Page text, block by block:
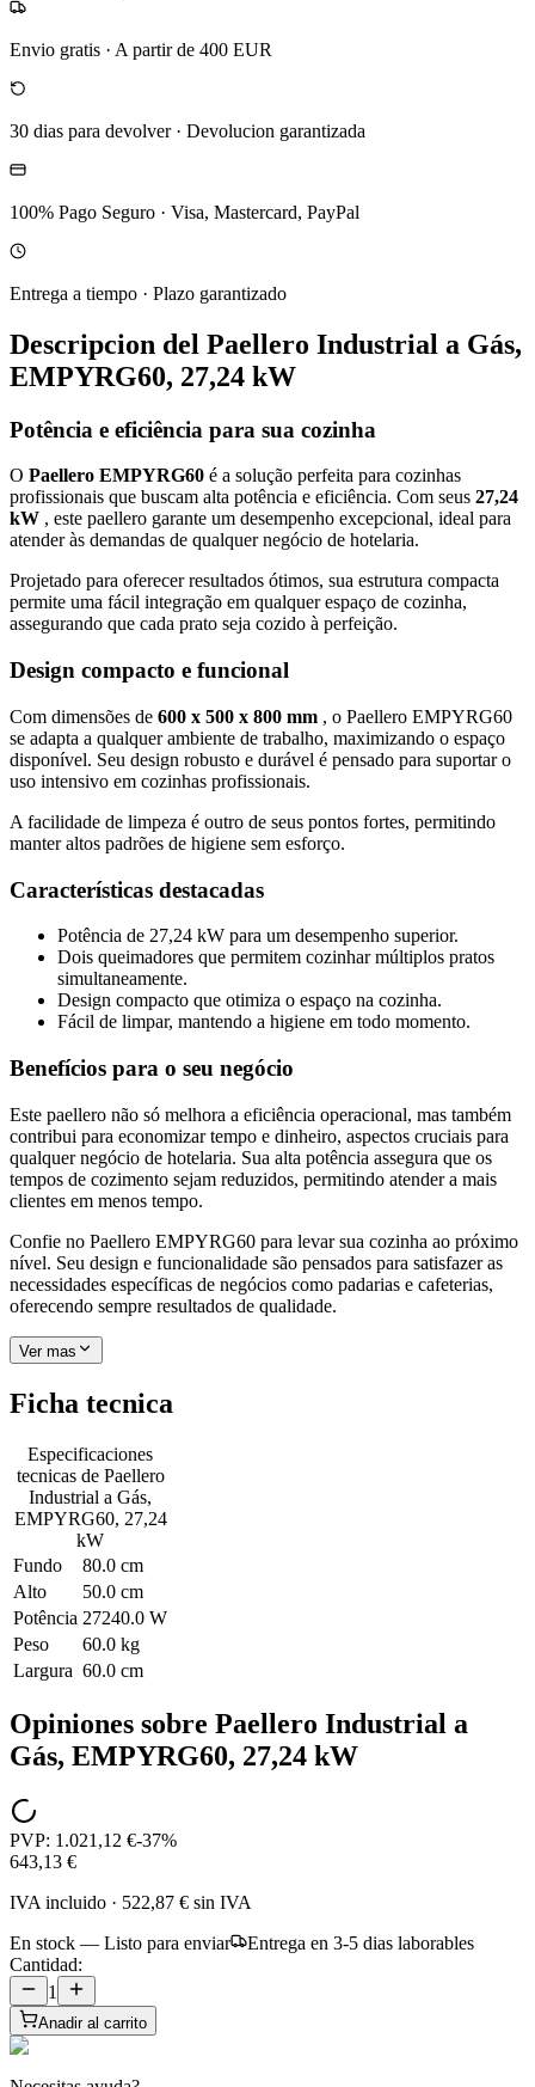
Envio gratis · A partir de 400 EUR
30 dias para devolver· Devolucion garantizada
100% Pago Seguro · Visa, Mastercard, PayPal
Entrega a tiempo · Plazo garantizado
Descripcion del Paellero Industrial a Gás,
EMPYRG60, 27,24 kW
Potência e eficiência para sua cozinha
O Paellero EMPYRG60 é a solução perfeita para cozinhas
profissionais que buscam alta potência e eficiência. Com seus 27,24
kW , este paellero garante um desempenho excepcional, ideal para
atender às demandas de qualquer negócio de hotelaria.
Projetado para oferecer resultados ótimos, sua estrutura compacta
permite uma fácil integração em qualquer espaço de cozinha,
assegurando que cada prato seja cozido à perfeição.
Design compacto e funcional
Com dimensões de 600 x 500 x 800 mm , o Paellero EMPYRG60
se adapta a qualquer ambiente de trabalho, maximizando o espaço
disponível. Seu design robusto e durável é pensado para suportar o
uso intensivo em cozinhas profissionais.
A facilidade de limpeza é outro de seus pontos fortes, permitindo
manter altos padrões de higiene sem esforço.
Características destacadas
Potência de 27,24 kW para um desempenho superior.
Dois queimadores que permitem cozinhar múltiplos pratos
simultaneamente.
Design compacto que otimiza o espaço na cozinha.
Fácil de limpar, mantendo a higiene em todo momento.
Benefícios para o seu negócio
Este paellero não só melhora a eficiência operacional, mas também
contribui para economizar tempo e dinheiro, aspectos cruciais para
qualquer negócio de hotelaria. Sua alta potência assegura que os
tempos de cozimento sejam reduzidos, permitindo atender a mais
clientes em menos tempo.
Confie no Paellero EMPYRG60 para levar sua cozinha ao próximo
nível. Seu design e funcionalidade são pensados para satisfazer as
necessidades específicas de negócios como padarias e cafeterias,
oferecendo sempre resultados de qualidade.
Ver mas
Ficha tecnica
Especificaciones
tecnicas de Paellero
Industrial a Gás,
EMPYRG60, 27,24
kW
Fundo
80.0 cm
Alto
50.0 cm
Potência 27240.0 W
Peso
60.0 kg
Largura 60.0 cm
Opiniones sobre Paellero Industrial a
Gás, EMPYRG60, 27,24 kW
PVP: 1.021,12 €-37%
643,13 €
IVA incluido · 522,87 € sin IVA
En stock — Listo para enviar
Entrega en 3-5 dias laborables
Cantidad:
1
Anadir al carrito